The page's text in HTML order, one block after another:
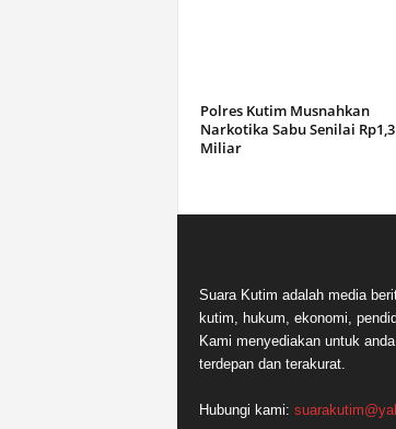
Polres Kutim Musnahkan
Narkotika Sabu Senilai Rp1,3
Miliar
Suara Kutim adalah media
kutim, hukum, ekonomi,
Kami menyediakan untuk
terdepan dan terakurat.
Hubungi kami: